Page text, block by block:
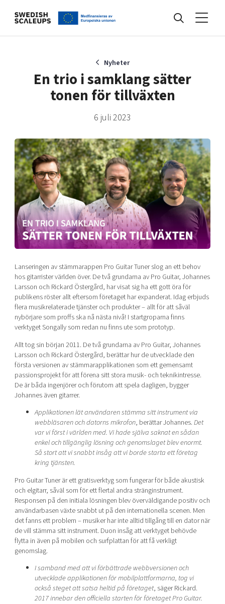
Kunskapsbank
Programmet
Internationalisering
Mer
Ansök till Swedish Scaleups
Så finansieras Swedish Scaleups
In English
Nyheter
En trio i samklang sätter
tonen för tillväxten
6 juli 2023
Lanseringen av stämmarappen Pro Guitar Tuner slog an ett behov
hos gitarrister världen över. De två grundarna av Pro Guitar, Johannes
Larsson och Rickard Östergård, har visat sig ha ett gott öra för
publikens röster allt eftersom företaget har expanderat. Idag erbjuds
flera musikrelaterade tjänster och produkter – allt för att såväl
nybörjare som proffs ska nå nästa nivå! I startgroparna finns
verktyget Songally som redan nu finns ute som prototyp.
Allt tog sin början 2011. De två grundarna av Pro Guitar, Johannes
Larsson och Rickard Östergård, berättar hur de utvecklade den
första versionen av stämmarapplikationen som ett gemensamt
passionsprojekt för att förena sitt stora musik- och teknikintresse.
De är båda ingenjörer och förutom att spela dagligen, bygger
Johannes även gitarrer.
Applikationen lät användaren stämma sitt instrument via
webbläsaren och datorns mikrofon, berättar Johannes.Det
var vi först i världen med. Vi hade själva saknat en sådan
enkel och tillgänglig lösning och genomslaget blev enormt.
Så stort att vi snabbt insåg att vi borde starta ett företag
kring tjänsten.
Pro Guitar Tuner är ett gratisverktyg som fungerar för både akustisk
och elgitarr, såväl som för ett flertal andra stränginstrument.
Responsen på den initiala lösningen blev överväldigande positiv och
användarbasen växte snabbt ut på den internationella scenen. Men
det fanns ett problem – musiker har inte alltid tillgång till en dator när
de vill stämma sitt instrument. Duon insåg att verktyget behövde
flytta in även på mobilen och surfplattan för att få verkligt
genomslag.
I samband med att vi förbättrade webbversionen och
utvecklade applikationen för mobilplattformarna, tog vi
också steget att satsa heltid på företaget, säger Rickard.
2017 innebar den officiella starten för företaget Pro Guitar.